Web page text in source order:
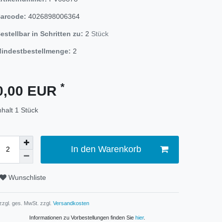
4026898006364
in Schritten zu: 2 Stück
2
EUR *
1 Stück
In den Warenkorb
Wunschliste
ges. MwSt. zzgl. Versandkosten
Informationen zu Vorbestellungen finden Sie hier.